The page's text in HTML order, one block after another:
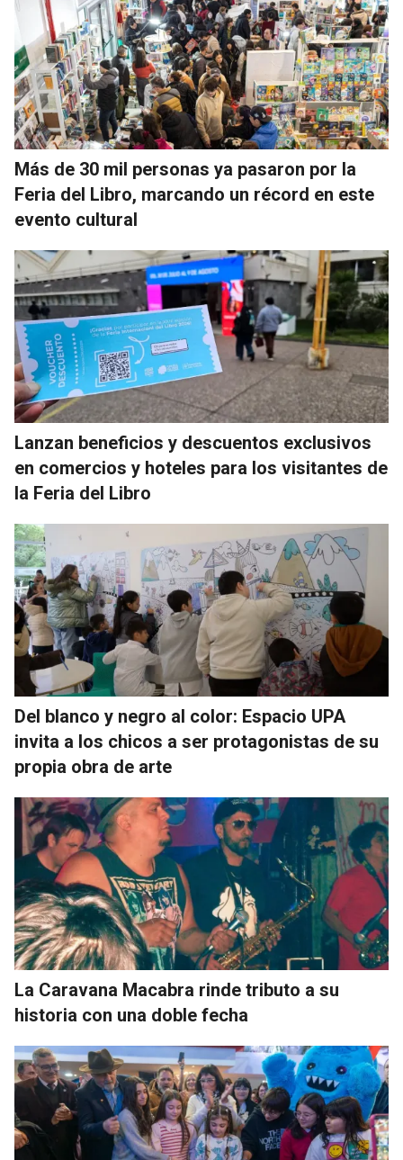
Más de 30 mil personas ya pasaron por la
Feria del Libro, marcando un récord en este
evento cultural
Lanzan beneficios y descuentos exclusivos
en comercios y hoteles para los visitantes de
la Feria del Libro
Del blanco y negro al color: Espacio UPA
invita a los chicos a ser protagonistas de su
propia obra de arte
La Caravana Macabra rinde tributo a su
historia con una doble fecha